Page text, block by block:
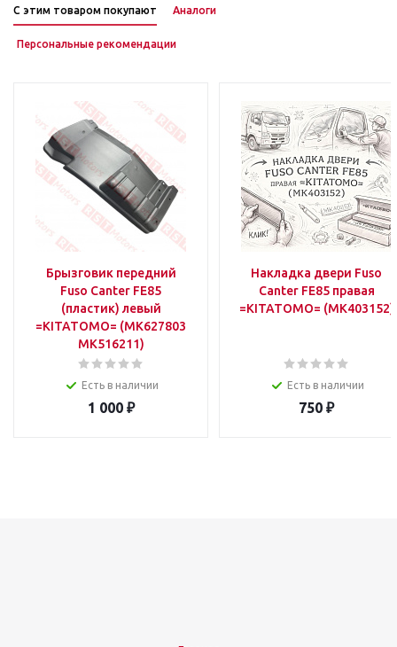
С этим товаром покупают Аналоги
Персональные рекомендации
Брызговик передний
Fuso Canter FE85
(пластик) левый
=KITATOMO= (MK627803
MK516211)
Есть в наличии
1 000₽
Накладка двери Fuso
Canter FE85 правая
=KITATOMO= (MK403152)
Есть в наличии
750 ₽